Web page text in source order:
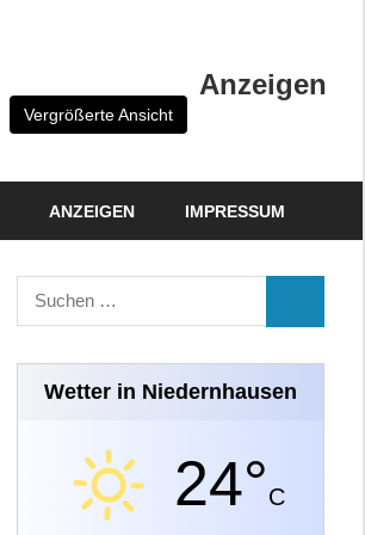
Anzeigen
Vergrößerte Ansicht
ANZEIGEN IMPRESSUM
Suchen
nach:
Wetter in Niedernhausen
24°C